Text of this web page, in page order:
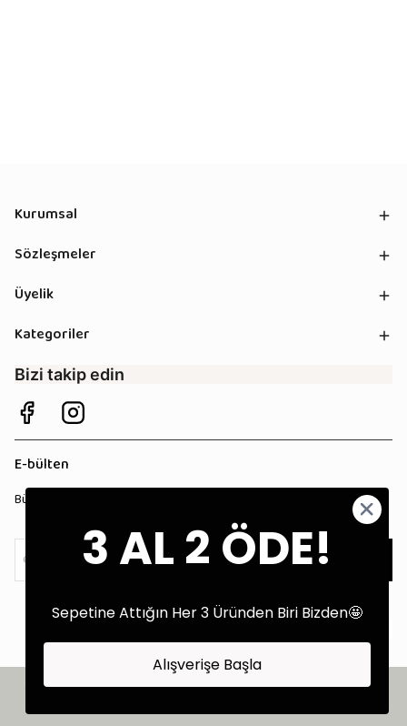
Kurumsal
Sözleşmeler
Üyelik
Kategoriler
Bizi takip edin
E-bülten
Bültenimize kaydolun, tüm kampanyalardan anında haberdar olun!
©2025 Tüm Hakları Saklıdır - Tekstil Performans Pazarlama Ajansı:
Kokopatik
3 AL 2 ÖDE!
Sepetine Attığın Her 3 Üründen Biri Bizden🤩
Alışverişe Başla